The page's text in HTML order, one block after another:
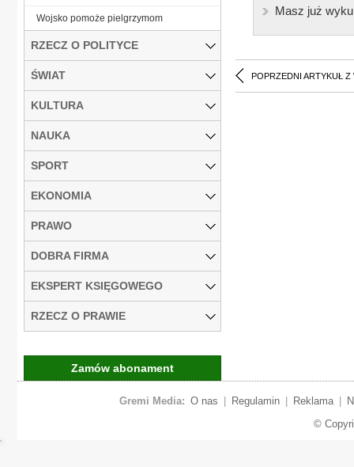
Masz już
POPRZEDNI ARTYKUŁ Z
Wojsko pomoże pielgrzymom
RZECZ O POLITYCE
ŚWIAT
KULTURA
NAUKA
SPORT
EKONOMIA
PRAWO
DOBRA FIRMA
EKSPERT KSIĘGOWEGO
RZECZ O PRAWIE
Zamów abonament
Gremi Media: O nas Regulamin Reklama
©